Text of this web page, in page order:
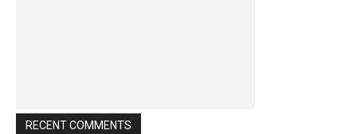
RECENT COMMENTS